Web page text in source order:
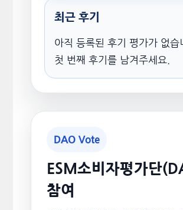
최근 후기
아직 등록된 후기 평가가 없습
첫 번째 후기를 남겨주세요.
DAO Vote
ESM소비자평가단
참여